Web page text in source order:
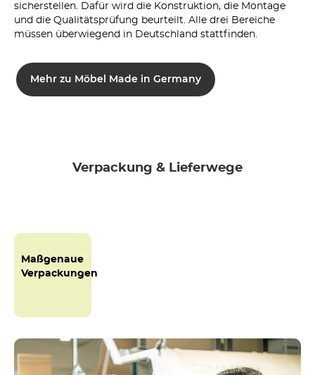
sicherstellen. Dafür wird die Konstruktion, die Montage
und die Qualitätsprüfung beurteilt. Alle drei Bereiche
müssen überwiegend in Deutschland stattfinden.
Mehr zu Möbel Made in Germany
Verpackung & Lieferwege
Maßgenaue
Verpackungen